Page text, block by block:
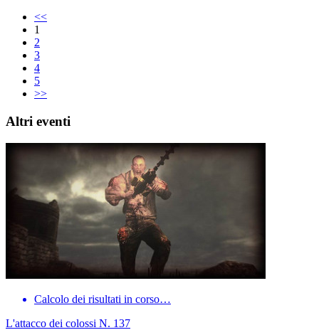
<<
1
2
3
4
5
>>
Altri eventi
Calcolo dei risultati in corso…
L'attacco dei colossi N. 137